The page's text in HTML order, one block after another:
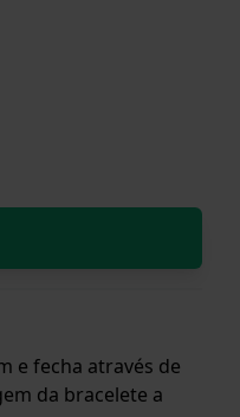
e fecha através de
da bracelete a